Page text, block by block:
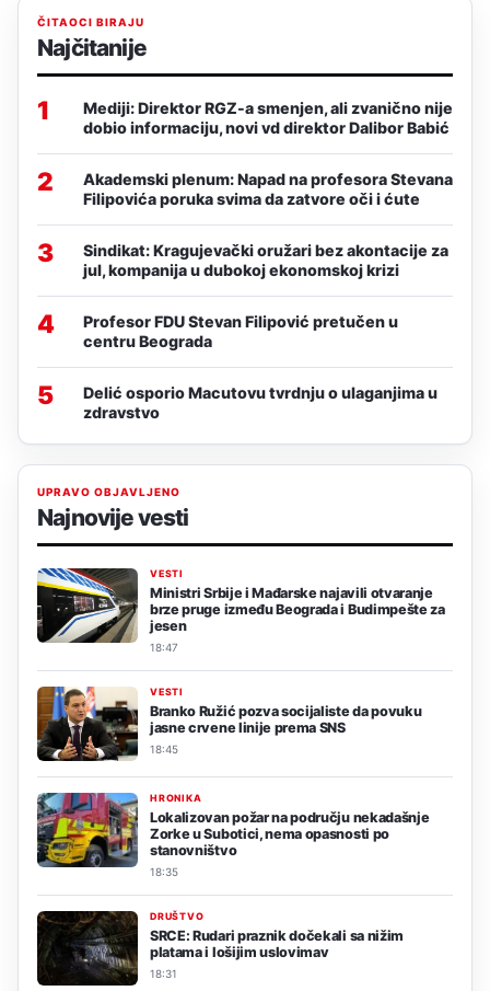
ČITAOCI BIRAJU
Najčitanije
1
Mediji: Direktor RGZ-a smenjen, ali zvanično nije
dobio informaciju, novi vd direktor Dalibor Babić
2
Akademski plenum: Napad na profesora Stevana
Filipovića poruka svima da zatvore oči i ćute
3
Sindikat: Kragujevački oružari bez akontacije za
jul, kompanija u dubokoj ekonomskoj krizi
4
Profesor FDU Stevan Filipović pretučen u
centru Beograda
5
Delić osporio Macutovu tvrdnju o ulaganjima u
zdravstvo
UPRAVO OBJAVLJENO
Najnovije vesti
VESTI
Ministri Srbije i Mađarske najavili otvaranje
brze pruge između Beograda i Budimpešte za
jesen
18:47
VESTI
Branko Ružić pozva socijaliste da povuku
jasne crvene linije prema SNS
18:45
HRONIKA
Lokalizovan požar na području nekadašnje
Zorke u Subotici, nema opasnosti po
stanovništvo
18:35
DRUŠTVO
SRCE: Rudari praznik dočekali sa nižim
platama i lošijim uslovimav
18:31